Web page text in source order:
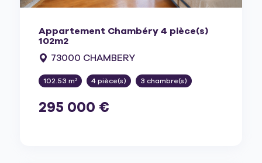
Appartement Chambéry 4 pièce(s)
102m2
73000 CHAMBERY
102.53 m² 4 pièce(s) 3 chambre(s)
295 000 €